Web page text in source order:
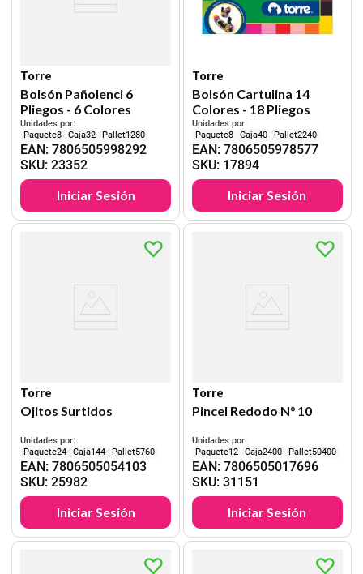
Torre
Bolsón Pañolenci 6
Pliegos - 6 Colores
Unidades por:
8
32 1280
EAN:7806505998292
SKU:23352
Iniciar Sesión
Torre
Bolsón Cartulina 14
Colores - 18 Pliegos
Unidades por:
8
40 2240
EAN: 7806505978577
SKU: 17894
Iniciar Sesión
Torre
Ojitos Surtidos
Unidades por:
24
144 5760
EAN:7806505054103
SKU:25982
Iniciar Sesión
Torre
Pincel Redodo N° 10
Unidades por:
12
2400 50400
EAN: 7806505017696
SKU: 31151
Iniciar Sesión